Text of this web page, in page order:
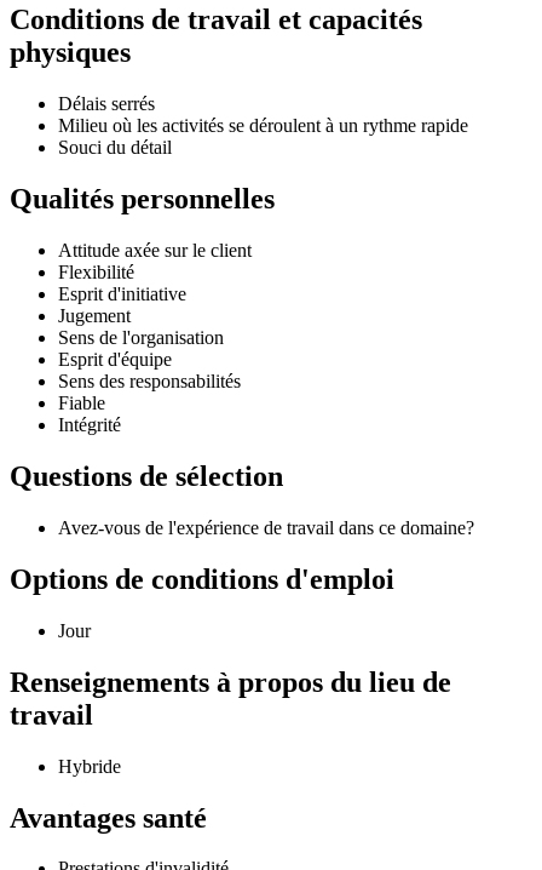
Conditions de travail et capacités
physiques
Délais serrés
Milieu où les activités se déroulent à un rythme rapide
Souci du détail
Qualités personnelles
Attitude axée sur le client
Flexibilité
Esprit d'initiative
Jugement
Sens de l'organisation
Esprit d'équipe
Sens des responsabilités
Fiable
Intégrité
Questions de sélection
Avez-vous de l'expérience de travail dans ce domaine?
Options de conditions d'emploi
Jour
Renseignements à propos du lieu de
travail
Hybride
Avantages santé